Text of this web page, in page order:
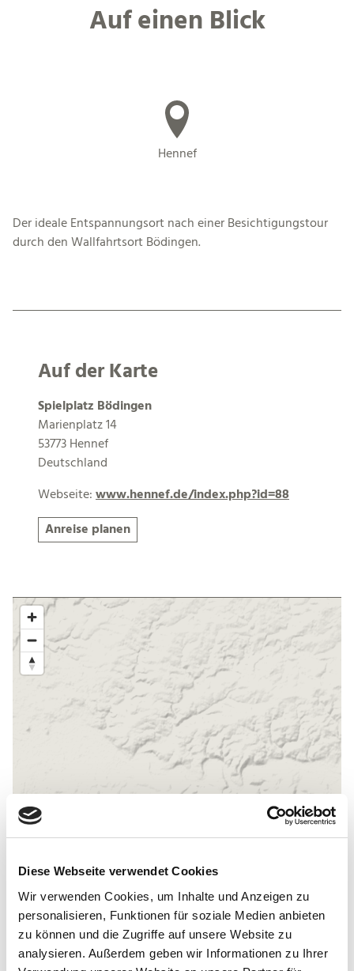
Diese Webseite verwendet Cookies
Wir verwenden Cookies, um Inhalte und Anzeigen zu
personalisieren, Funktionen für soziale Medien anbieten
zu können und die Zugriffe auf unsere Website zu
analysieren. Außerdem geben wir Informationen zu Ihrer
Auf einen Blick
Hennef
Der ideale Entspannungsort nach einer Besichtigungstour
durch den Wallfahrtsort Bödingen.
Auf der Karte
Spielplatz Bödingen
Marienplatz 14
53773 Hennef
Deutschland
Webseite:www.hennef.de/index.php?id=88
Anreise planen
Allgemeine Informationen